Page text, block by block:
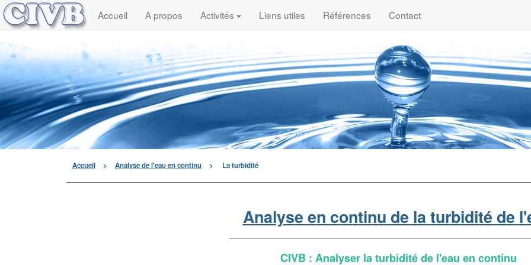
Accueil A propos Activités Liens utiles Références Contact
Accueil > Analyse de l'eau en continu > La turbidité
Analyse en continu de la turbidité de
CIVB : Analyser la turbidité de l'eau en continu